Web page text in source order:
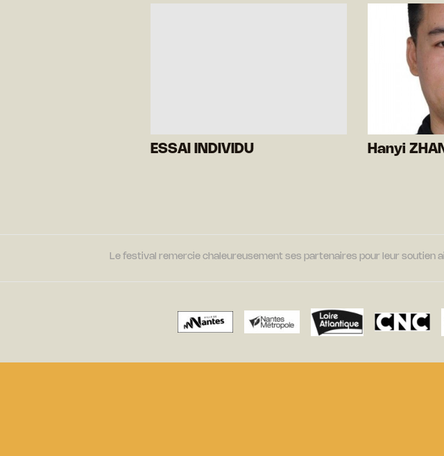
ESSAI INDIVIDU Hanyi
Le festival remercie chaleureusement ses partenaires pour leur soutien